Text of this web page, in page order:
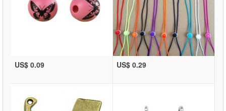
US$ 0.09 US$ 0.29